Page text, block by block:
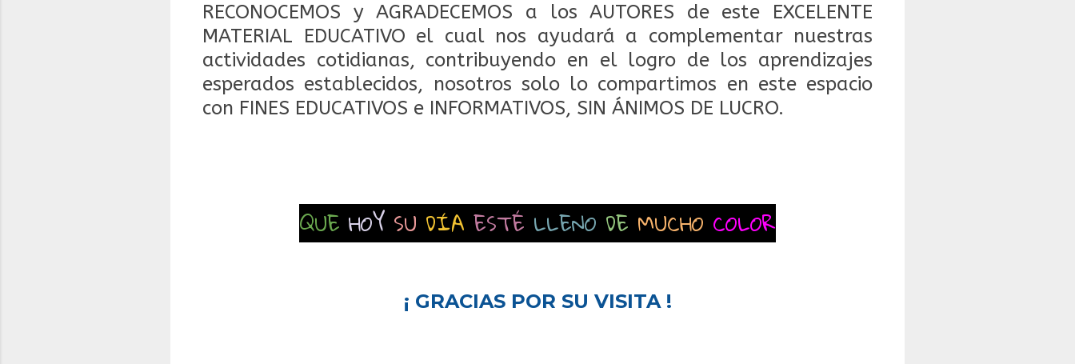
RECONOCEMOS y AGRADECEMOS a los AUTORES de este EXCELENTE
MATERIAL EDUCATIVO el cual nos ayudará a complementar nuestras
actividades cotidianas, contribuyendo en el logro de los aprendizajes
esperados establecidos, nosotros solo lo compartimos en este espacio
con FINES EDUCATIVOS e INFORMATIVOS, SIN ÁNIMOS DE LUCRO.
QUE HOY SU DÍA ESTÉ LLENO DE MUCHO COLOR
¡ GRACIAS POR SU VISITA !